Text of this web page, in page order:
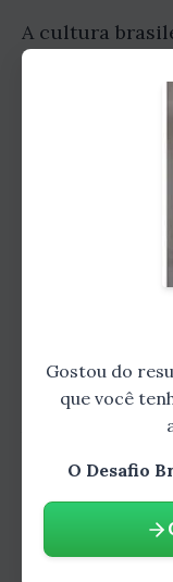
A cultura
influências
africanas. A
culinária
O Brasil é um
diversidade
línguas
região tem
Capítulo 3: A
A sociedade
emprego é
Gostou do
que você
O Desafio